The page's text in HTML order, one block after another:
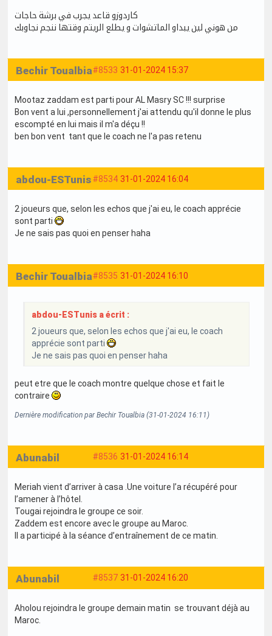
كاردوزو قاعد يجرب في برشة حاجات
من هوني لين يبداو الماتشوات و يطلع الريتم وقتها ننجم نجاوبك
#8533 31-01-2024 15:37
Bechir Toualbia
Mootaz zaddam est parti pour AL Masry SC !!! surprise
Bon vent a lui ,personnellement j'ai attendu qu'il donne le plus
escompté en lui mais il m'a déçu !!
ben bon vent tant que le coach ne l'a pas retenu
#8534 31-01-2024 16:04
abdou-ESTunis
2 joueurs que, selon les echos que j'ai eu, le coach apprécie
sont parti
Je ne sais pas quoi en penser haha
#8535 31-01-2024 16:10
Bechir Toualbia
abdou-ESTunis a écrit :
2 joueurs que, selon les echos que j'ai eu, le coach
apprécie sont parti
Je ne sais pas quoi en penser haha
peut etre que le coach montre quelque chose et fait le
contraire
Dernière modification par Bechir Toualbia (31-01-2024 16:11)
#8536 31-01-2024 16:14
Abunabil
Meriah vient d’arriver à casa .Une voiture l’a récupéré pour
l’amener à l’hôtel.
Tougai rejoindra le groupe ce soir.
Zaddem est encore avec le groupe au Maroc.
Il a participé à la séance d’entraînement de ce matin.
#8537 31-01-2024 16:20
Abunabil
Aholou rejoindra le groupe demain matin se trouvant déjà au
Maroc.